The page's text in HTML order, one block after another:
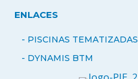
ENLACES
- PISCINAS TEMATIZADAS
- DYNAMIS BTM